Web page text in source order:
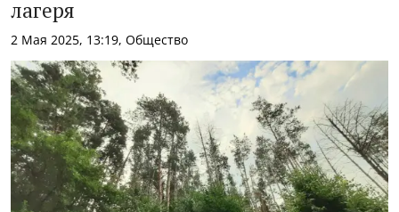
лагеря
2 Мая 2025, 13:19, Общество